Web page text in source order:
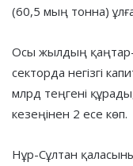
(60,5 мың тонна)
Осы жылдың
секторда негізгі
млрд теңгені
кезеңінен 2 есе көп.
Нұр-Сұлтан